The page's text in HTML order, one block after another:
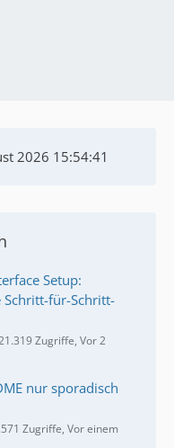
2026 15:54:42
Setup:
Schritt-für-Schritt-
Zugriffe, Vor 2
nur sporadisch
Zugriffe, Vor einem